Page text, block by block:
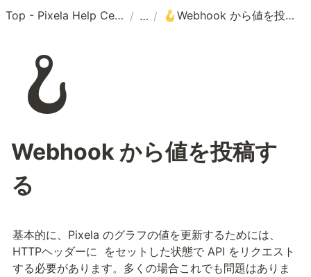
Top - Pixela Help Center / / 🪝 Webhook から値を投稿する
🪝
Webhook から値を投稿す
る
基本的に、Pixela のグラフの値を更新するためには、
HTTPヘッダーに
をセットした状態で API をリクエスト
する必要があります。多くの場合これでも問題はありま